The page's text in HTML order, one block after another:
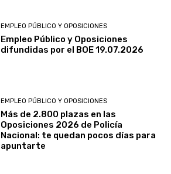
EMPLEO PÚBLICO Y OPOSICIONES
Empleo Público y Oposiciones
difundidas por el BOE 19.07.2026
EMPLEO PÚBLICO Y OPOSICIONES
Más de 2.800 plazas en las
Oposiciones 2026 de Policía
Nacional: te quedan pocos días para
apuntarte